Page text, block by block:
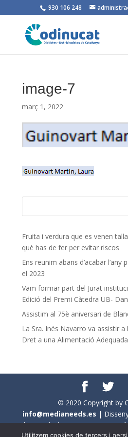
930 106 248
image-7
març 1, 2022
Fruita i verdura que es venen
què has de fer per evitar riscos
Ens reunim abans d’acabar
el 2023
Vam formar part del Jurat
Edició del Premi Càtedra UB-
Assistim al 75è aniversari de
La Sra. Inés Navarro va assistir a
Dret a una Alimentació Adequada
© 2020 Copyright by
info@medianeeds.es |
| Tots els drets reservats a
Utilitzem cookies de tercers i